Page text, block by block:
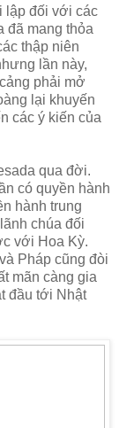
lập đối với các
đã mang thỏa
thập niên
lần này,
phải mở
lại khuyến
các ý kiến của
qua đời.
có quyền hành
hành trung
chúa đối
với Hoa Kỳ.
Pháp cũng đòi
mãn càng gia
đầu tới Nhật